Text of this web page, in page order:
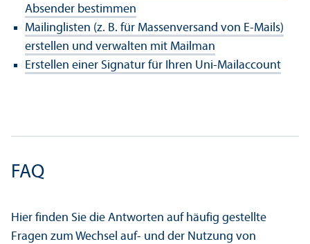
Absender bestimmen
Mailinglisten (z. B. für Massenversand von E-Mails)
erstellen und verwalten mit Mailman
Erstellen einer Signatur für Ihren Uni-Mailaccount
FAQ
Hier finden Sie die Antworten auf häufig gestellte
Fragen zum Wechsel auf- und der Nutzung von